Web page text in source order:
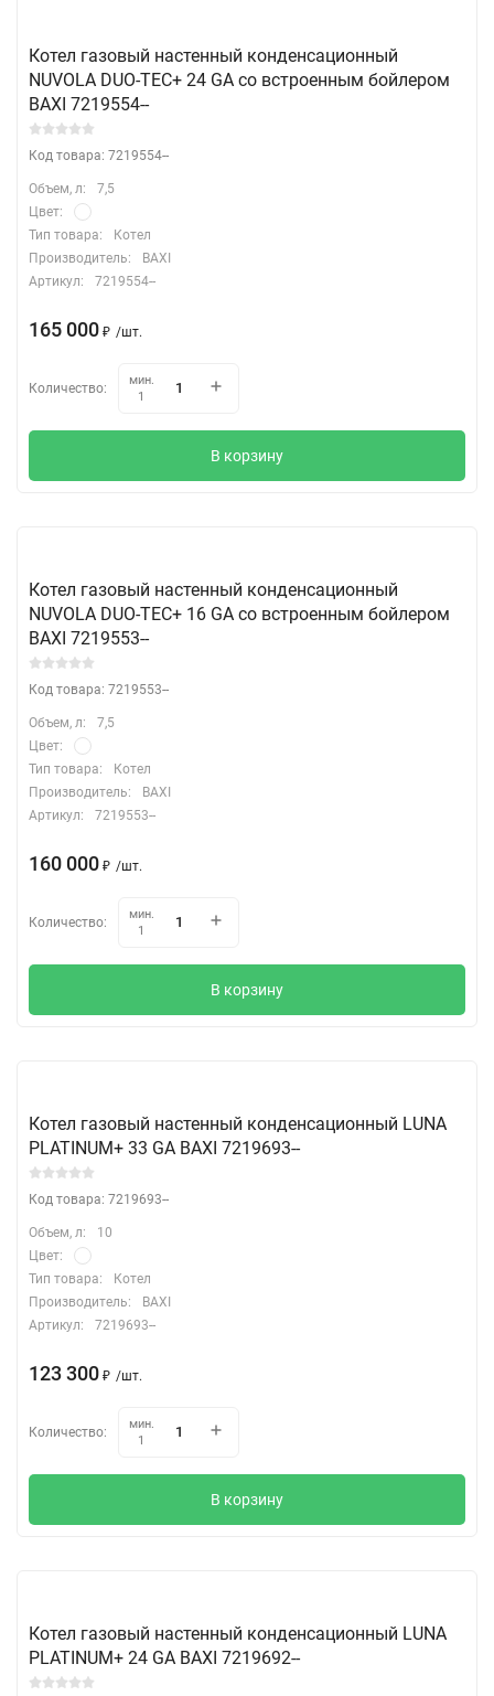
Котел газовый настенный конденсационный
NUVOLA DUO-TEC+ 24 GA со встроенным бойлером
BAXI 7219554--
Код товара: 7219554--
Объем, л:
7,5
Цвет:
Тип товара:
Котел
Производитель:
BAXI
Артикул:
7219554--
165 000 ₽ /шт.
Количество:
мин.
1
В корзину
Котел газовый настенный конденсационный
NUVOLA DUO-TEC+ 16 GA со встроенным бойлером
BAXI 7219553--
Код товара: 7219553--
Объем, л:
7,5
Цвет:
Тип товара:
Котел
Производитель:
BAXI
Артикул:
7219553--
160 000 ₽ /шт.
Количество:
мин.
1
В корзину
Котел газовый настенный конденсационный LUNA
PLATINUM+ 33 GA BAXI 7219693--
Код товара: 7219693--
Объем, л:
10
Цвет:
Тип товара:
Котел
Производитель:
BAXI
Артикул:
7219693--
123 300 ₽ /шт.
Количество:
мин.
1
В корзину
Котел газовый настенный конденсационный LUNA
PLATINUM+ 24 GA BAXI 7219692--